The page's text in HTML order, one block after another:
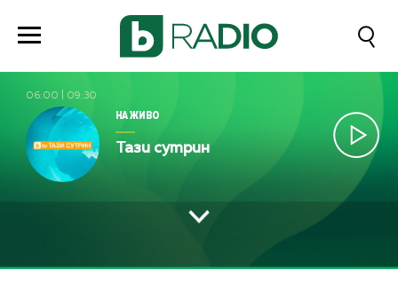
06:00 09:30
НА ЖИВО
Тази сутрин